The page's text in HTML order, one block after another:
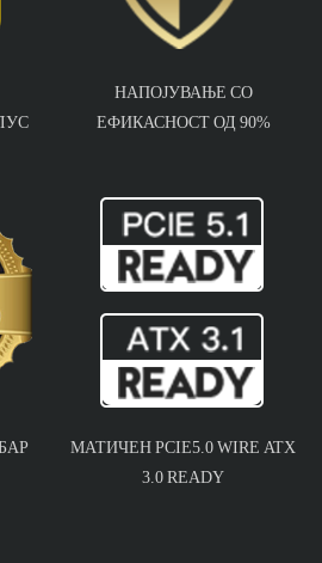
НАПОЈУВАЊЕ СО
ЕФИКАСНОСТ ОД 90%
МАТИЧЕН PCIE5.0 WIRE ATX
3.0 READY